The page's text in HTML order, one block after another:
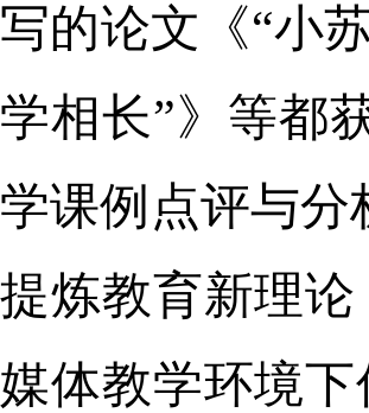
写的论文《“小
学相长”》等都
学课例点评与分
提炼教育新理
媒体教学环境